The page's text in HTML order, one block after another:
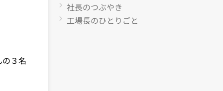
３名
社長のつぶやき
工場長のひとりごと